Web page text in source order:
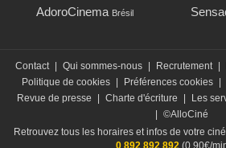
AdoroCinema Brésil
Contact Qui sommes-nous Recrutement
Politique de cookies
Préférences cookies
Revue de presse
Charte d'écriture Les
©AlloCiné
Retrouvez tous les horaires et infos de votre